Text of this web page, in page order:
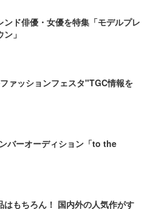
ンド俳優・女優を特集「モデルプレ
」
ァッションフェスタ"TGC情報を
バーオーディション「to the
はもちろん！ 国内外の人気作がす